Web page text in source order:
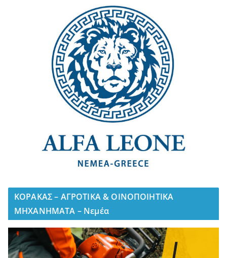
ΚΟΡΑΚΑΣ – ΑΓΡΟΤΙΚΑ & ΟΙΝΟΠΟΙΗΤΙΚΑ
ΜΗΧΑΝΗΜΑΤΑ – Νεμέα